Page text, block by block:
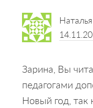
Reader Наталья
Зарина, Вы
педагогами
Новый год, так